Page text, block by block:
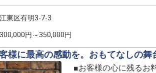
東区有明3-7-3
円～350,000円
様に最高の感動を。おもてなしの舞
■お客様の心に残るお